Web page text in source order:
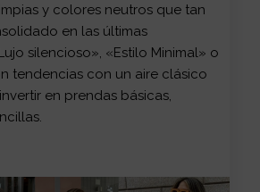
y colores neutros que tan
en las últimas
silencioso», «Estilo Minimal» o
tendencias con un aire clásico
en prendas básicas,